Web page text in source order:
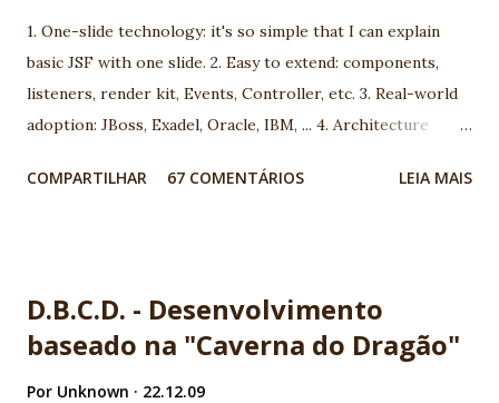
1. One-slide technology: it's so simple that I can explain
basic JSF with one slide. 2. Easy to extend: components,
listeners, render kit, Events, Controller, etc. 3. Real-world
adoption: JBoss, Exadel, Oracle, IBM, ... 4. Architecture
architecture. 5. Open-mind community: using JSF you are
2.0. People are working really hard! 8. Many professionals
now available 9. It's a standard. It's JCP. Before complain,
COMPARTILHAR 67 COMENTÁRIOS LEIA MAIS
D.B.C.D. - Desenvolvimento
baseado na "Caverna do Dragão"
Por Unknown 22.12.09